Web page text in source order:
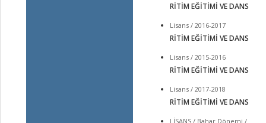
RİTİM EĞİTİMİ VE DANS
Lisans / 2016-2017
RİTİM EĞİTİMİ VE DANS
Lisans / 2015-2016
RİTİM EĞİTİMİ VE DANS
Lisans / 2017-2018
RİTİM EĞİTİMİ VE DANS
LİSANS / Bahar Dönemi /